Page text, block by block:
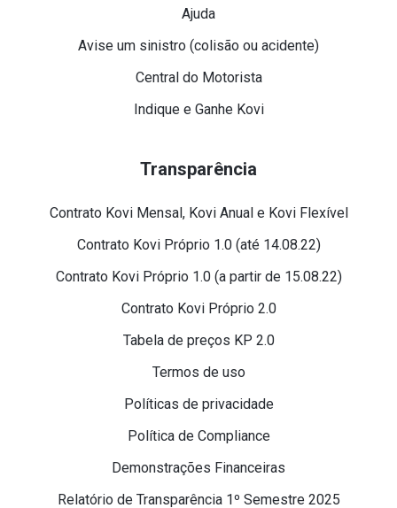
Ajuda
Avise um sinistro (colisão ou acidente)
Central do Motorista
Indique e Ganhe Kovi
Transparência
Contrato Kovi Mensal, Kovi Anual e Kovi Flexível
Contrato Kovi Próprio 1.0 (até 14.08.22)
Contrato Kovi Próprio 1.0 (a partir de 15.08.22)
Contrato Kovi Próprio 2.0
Tabela de preços KP 2.0
Termos de uso
Políticas de privacidade
Política de Compliance
Demonstrações Financeiras
Relatório de Transparência 1º Semestre 2025